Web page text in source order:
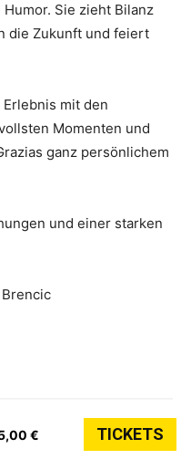
Sie zieht Bilanz
die Zukunft und feiert
mit den
Momenten und
ganz persönlichem
und einer starken
€ TICKETS